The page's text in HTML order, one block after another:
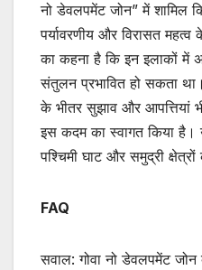
नो डेवलपमेंट जोन” में शामिल
पर्यावरणीय और विरासत
का कहना है कि इन इलाकों में
संतुलन प्रभावित हो सकता
के भीतर सुझाव और आपत्तियां
इस कदम का स्वागत किया है।
पश्चिमी घाट और समुद्री क्षेत्रों
FAQ
सवाल: गोवा नो डेवलपमेंट जोन